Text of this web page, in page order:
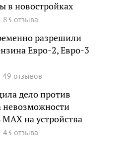
в новостройках
83 отзыва
разрешили
Евро-2, Евро-3
49 отзывов
дело против
невозможности
на устройства
43 отзыва